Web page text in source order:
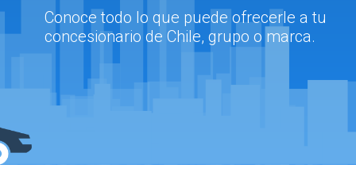
Conoce todo lo que puede ofrecerle a tu
concesionario de Chile, grupo o marca.